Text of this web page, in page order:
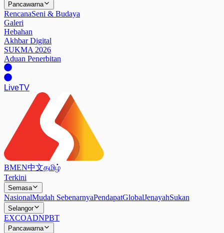
Pancawarna
RencanaSeni & Budaya
Galeri
Hebahan
Akhbar Digital
SUKMA 2026
Aduan Penerbitan
LiveTV
BMEN中文தமிழ்
Terkini
Semasa
NasionalMudah SebenarnyaPendapatGlobalJenayahSukan
Selangor
EXCOADNPBT
Pancawarna